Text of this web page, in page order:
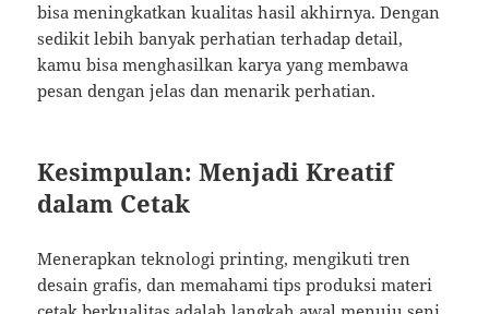
bisa meningkatkan kualitas hasil akhirnya. Dengan
sedikit lebih banyak perhatian terhadap detail,
kamu bisa menghasilkan karya yang membawa
pesan dengan jelas dan menarik perhatian.
Kesimpulan: Menjadi Kreatif
dalam Cetak
Menerapkan teknologi printing, mengikuti tren
desain grafis, dan memahami tips produksi materi